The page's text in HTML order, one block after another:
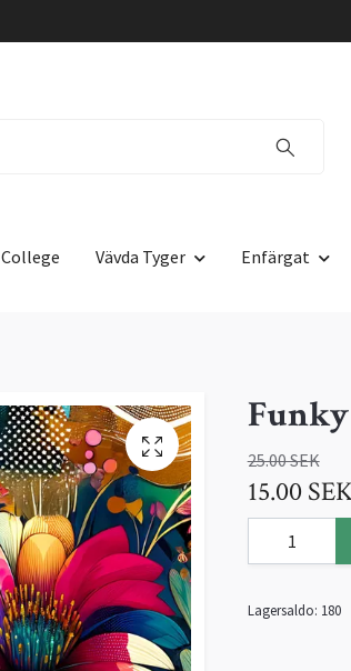
College Vävda Tyger
Enfärgat
Funky
25.00 SEK
15.00
Lagersaldo: 180